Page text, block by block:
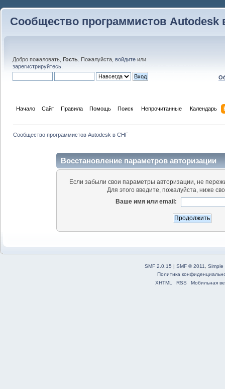
Сообщество программистов Autodesk
Добро пожаловать, Гость . Пожалуйста, войдите или
зарегистрируйтесь
Начало Сайт Правила Помощь Поиск Непрочитанные Календарь
Сообщество программистов Autodesk в СНГ
Восстановление параметров авторизации
Если забыли свои параметры авторизации, не
Для этого введите, пожалуйста, ниже
Ваше имя или email:
SMF 2.0.15 | SMF © 2011
Simple
Политика
XHTML
RSS Мобильная